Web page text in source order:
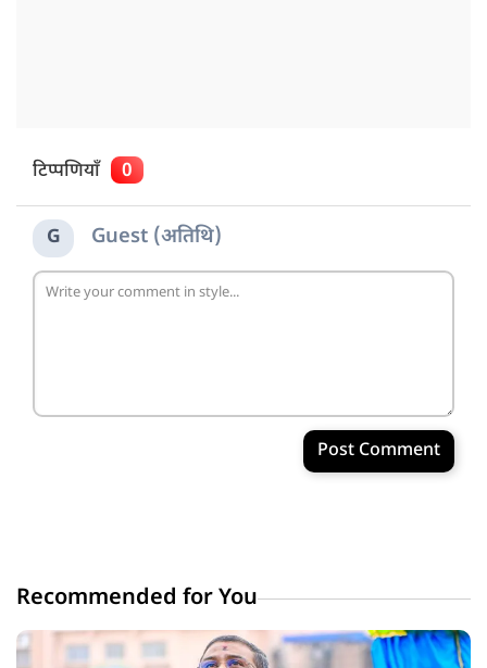
टिप्पणियाँ 0
G Guest (अतिथि)
Post Comment
Recommended for You